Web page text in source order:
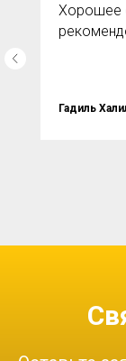
Хорошее
Гадиль